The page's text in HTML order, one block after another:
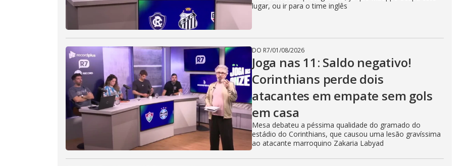
lugar, ou ir para o time inglês
DO R7/01/08/2026
Joga nas 11: Saldo negativo!
Corinthians perde dois
atacantes em empate sem gols
em casa
Mesa debateu a péssima qualidade do gramado do
estádio do Corinthians, que causou uma lesão gravíssima
ao atacante marroquino Zakaria Labyad